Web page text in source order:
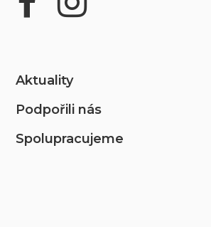
Aktuality
Podpořili nás
Spolupracujeme